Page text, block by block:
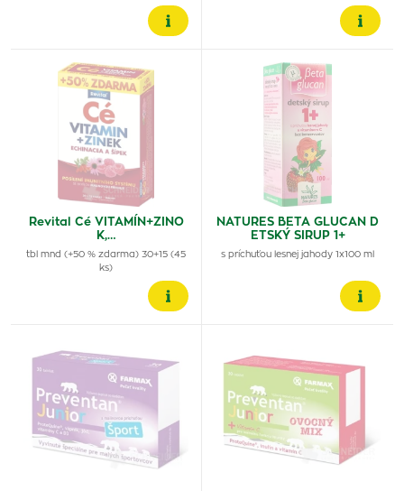
Revital Cé VITAMÍN+ZINO
K,…
tbl mnd (+50 % zdarma) 30+15 (45
ks)
NATURES BETA GLUCAN D
ETSKÝ SIRUP 1+
s príchuťou lesnej jahody 1x100 ml